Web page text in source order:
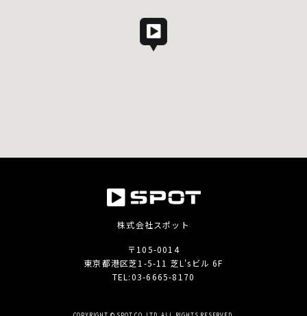
株式会社スポット
〒105-0014
東京都港区芝1-5-11 芝L'sビル 6F
TEL:03-6665-8170